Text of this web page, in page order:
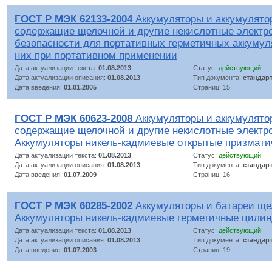
ГОСТ Р МЭК 62133-2004Аккумуляторы и
содержащие щелочной и другие некислотные
безопасности для портативных герметичных
них при портативном применении
Дата актуализации текста: 01.08.2013 Статус: действующий
Дата актуализации описания: 01.08.2013 Тип документа: стандарт
Дата введения: 01.01.2005 Страниц: 15
ГОСТ Р МЭК 60623-2008 Аккумуляторы и
содержащие щелочной и другие некислотные
Аккумуляторы никель-кадмиевые открытые
Дата актуализации текста: 01.08.2013 Статус: действующий
Дата актуализации описания: 01.08.2013 Тип документа: стандарт
Дата введения: 01.07.2009 Страниц: 16
ГОСТ Р МЭК 60285-2002 Аккумуляторы и батареи
Аккумуляторы никель-кадмиевые герметичные
Дата актуализации текста: 01.08.2013 Статус: действующий
Дата актуализации описания: 01.08.2013 Тип документа: стандарт
Дата введения: 01.07.2003 Страниц: 19